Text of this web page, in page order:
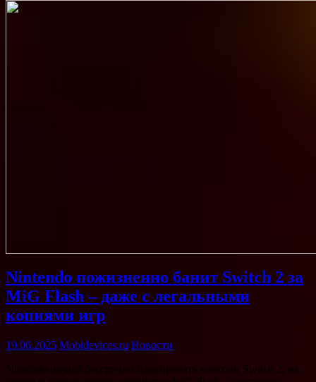
Nintendo пожизненно банит Switch 2 за
MiG Flash – даже с легальными
копиями игр
19.06.2025 Mobidevices.ru Новости
Nintendo начала бессрочно блокировать консоли Switch 2, на